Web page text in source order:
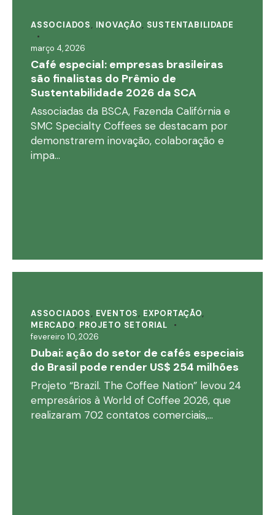
ASSOCIADOS, INOVAÇÃO, SUSTENTABILIDADE
março 4, 2026
Café especial: empresas brasileiras
são finalistas do Prêmio de
Sustentabilidade 2026 da SCA
Associadas da BSCA, Fazenda Califórnia e
SMC Specialty Coffees se destacam por
demonstrarem inovação, colaboração e
impa…
ASSOCIADOS, EVENTOS, EXPORTAÇÃO,
MERCADO, PROJETO SETORIAL
fevereiro 10, 2026
Dubai: ação do setor de cafés especiais
do Brasil pode render US$ 254 milhões
Projeto “Brazil. The Coffee Nation” levou 24
empresários à World of Coffee 2026, que
realizaram 702 contatos comerciais,…